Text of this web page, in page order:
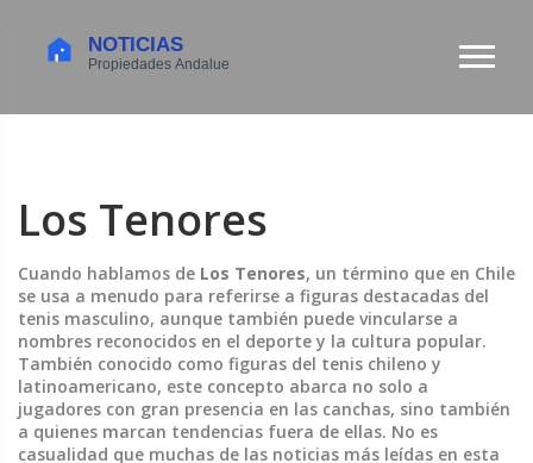
Los Tenores
Cuando hablamos de Los Tenores, un término que en Chile
se usa a menudo para referirse a figuras destacadas del
tenis masculino, aunque también puede vincularse a
nombres reconocidos en el deporte y la cultura popular.
También conocido como figuras del tenis chileno y
latinoamericano, este concepto abarca no solo a
jugadores con gran presencia en las canchas, sino también
a quienes marcan tendencias fuera de ellas. No es
casualidad que muchas de las noticias más leídas en esta